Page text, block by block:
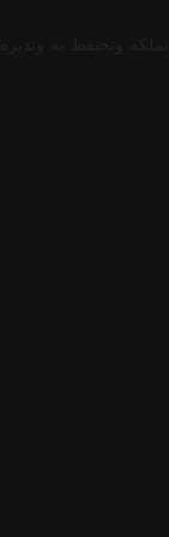
وتحتفظ به وتديره